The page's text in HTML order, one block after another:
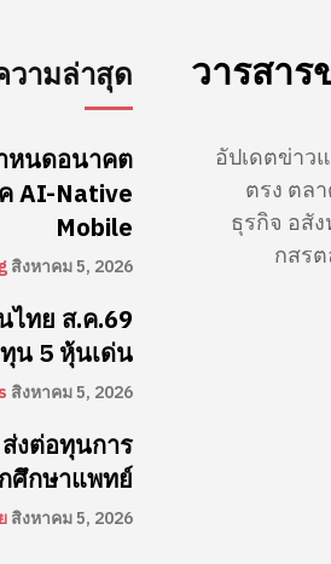
ามล่าสุด
หนดอนาคต
AI-Native
Mobile
สิงหาคม 5, 2026
ไทย ส.ค.69
น 5 หุ้นเด่น
สิงหาคม 5, 2026
งต่อทุนการ
ศึกษาแพทย์
สิงหาคม 5, 2026
วารสาร
อัปเดตข่าว
ตรง ตล
ธุรกิจ อสั
กสร